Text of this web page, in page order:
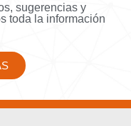
sugerencias y
toda la información